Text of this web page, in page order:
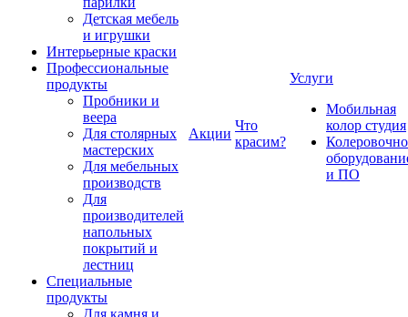
Детская мебель
и игрушки
Интерьерные краски
Профессиональные
продукты
Пробники и
веера
Для столярных
мастерских
Для мебельных
производств
Для
производителей
напольных
покрытий и
лестниц
Специальные
продукты
Для камня и
Акции
Что
красим?
Услуги
Мобильная
колор студия
и ПО